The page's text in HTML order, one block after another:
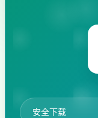
安全下载